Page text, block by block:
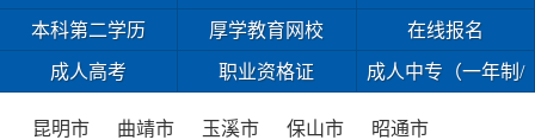
本科第二学历 厚学教育网校 在线报名
成人高考 职业资格证 成人中专（一年制/
昆明市 曲靖市 玉溪市 保山市
昭通市